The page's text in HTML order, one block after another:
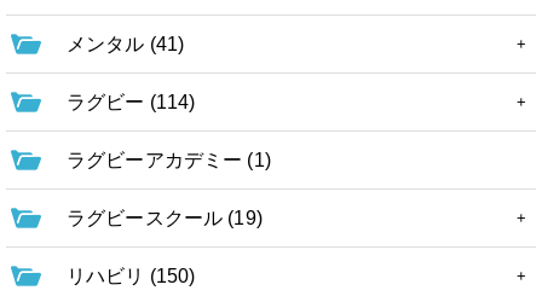
メンタル (41)
ラグビー (114)
ラグビーアカデミー (1)
ラグビースクール (19)
リハビリ (150)